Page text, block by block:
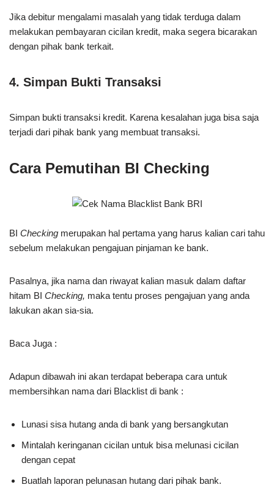
Jika debitur mengalami masalah yang tidak terduga dalam
melakukan pembayaran cicilan kredit, maka segera bicarakan
dengan pihak bank terkait.
4. Simpan Bukti Transaksi
Simpan bukti transaksi kredit. Karena kesalahan juga bisa saja
terjadi dari pihak bank yang membuat transaksi.
Cara Pemutihan BI Checking
BI Checking merupakan hal pertama yang harus kalian cari tahu
sebelum melakukan pengajuan pinjaman ke bank.
Pasalnya, jika nama dan riwayat kalian masuk dalam daftar
hitam BI Checking, maka tentu proses pengajuan yang anda
lakukan akan sia-sia.
Baca Juga :
Adapun dibawah ini akan terdapat beberapa cara untuk
membersihkan nama dari Blacklist di bank :
Lunasi sisa hutang anda di bank yang bersangkutan
Mintalah keringanan cicilan untuk bisa melunasi cicilan
dengan cepat
Buatlah laporan pelunasan hutang dari pihak bank.